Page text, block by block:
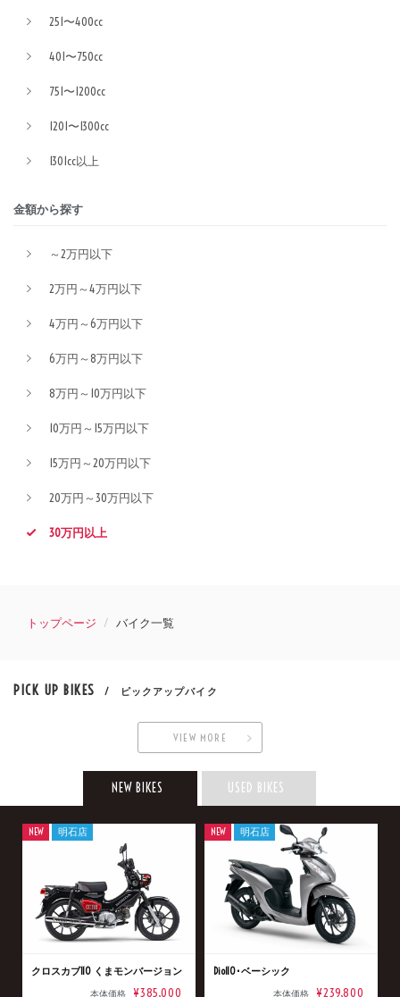
251〜400cc
401〜750cc
751〜1200cc
1201〜1300cc
1301cc以上
金額から探す
～2万円以下
2万円～4万円以下
4万円～6万円以下
6万円～8万円以下
8万円～10万円以下
10万円～15万円以下
15万円～20万円以下
20万円～30万円以下
30万円以上
トップページ バイク一覧
PICK UP BIKES / ピックアップバイク
VIEW MORE
NEW BIKES USED BIKES
クロスカブ110 くまモンバージョン
本体価格 ¥385,000
NEW 明石店
Dio110･ベーシック
本体価格 ¥239,800
NEW 明石店